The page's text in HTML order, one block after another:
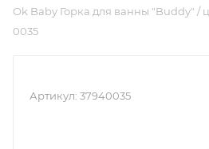
Ok Baby Горка для ванны "Buddy" /
0035
Артикул: 37940035